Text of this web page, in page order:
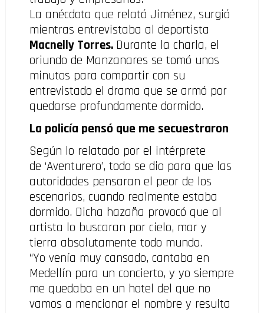
La anécdota que relató Jiménez, surgió
mientras entrevistaba al deportista
Macnelly Torres. Durante la charla, el
oriundo de Manzanares se tomó unos
minutos para compartir con su
entrevistado el drama que se armó por
quedarse profundamente dormido.
La policía pensó que me secuestraron
Según lo relatado por el intérprete
de ‘Aventurero’, todo se dio para que las
autoridades pensaran el peor de los
escenarios, cuando realmente estaba
dormido. Dicha hazaña provocó que al
artista lo buscaran por cielo, mar y
tierra absolutamente todo mundo.
“Yo venía muy cansado, cantaba en
Medellín para un concierto, y yo siempre
me quedaba en un hotel del que no
vamos a mencionar el nombre y resulta